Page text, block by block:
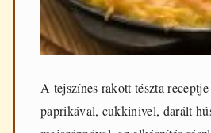
A tejszínes rakott tészta
paprikával, cukkinivel, darált